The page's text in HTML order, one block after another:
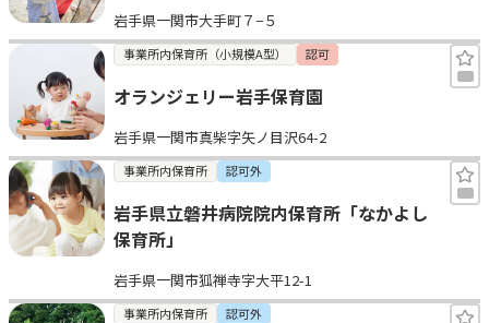
おすすめの園
エンクルの特徴と活用方法
コラム
お知らせ
岩手県一関市大手町７−５
事業所内保育所（小規模A型） 認可
オランジェリー岩手保育園
岩手県一関市真柴字矢ノ目沢64-2
事業所内保育所 認可外
岩手県立磐井病院院内保育所「なかよし
保育所」
岩手県一関市狐禅寺字大平12-1
事業所内保育所 認可外